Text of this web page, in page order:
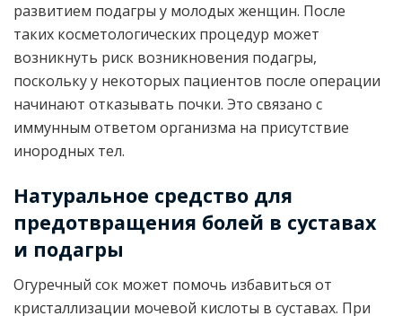
развитием подагры у молодых женщин. После
таких косметологических процедур может
возникнуть риск возникновения подагры,
поскольку у некоторых пациентов после операции
начинают отказывать почки. Это связано с
иммунным ответом организма на присутствие
инородных тел.
Натуральное средство для
предотвращения болей в суставах
и подагры
Огуречный сок может помочь избавиться от
кристаллизации мочевой кислоты в суставах. При